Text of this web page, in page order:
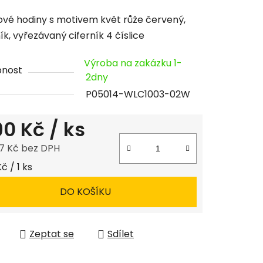
hodiny s motivem květ růže červený,
vyřezávaný ciferník 4 číslice
Výroba na zakázku 1-
2dny
P05014-WLC1003-02W
Kč / ks
Kč bez DPH
cena:
/ 1 ks
DO KOŠÍKU
Zeptat se Sdílet